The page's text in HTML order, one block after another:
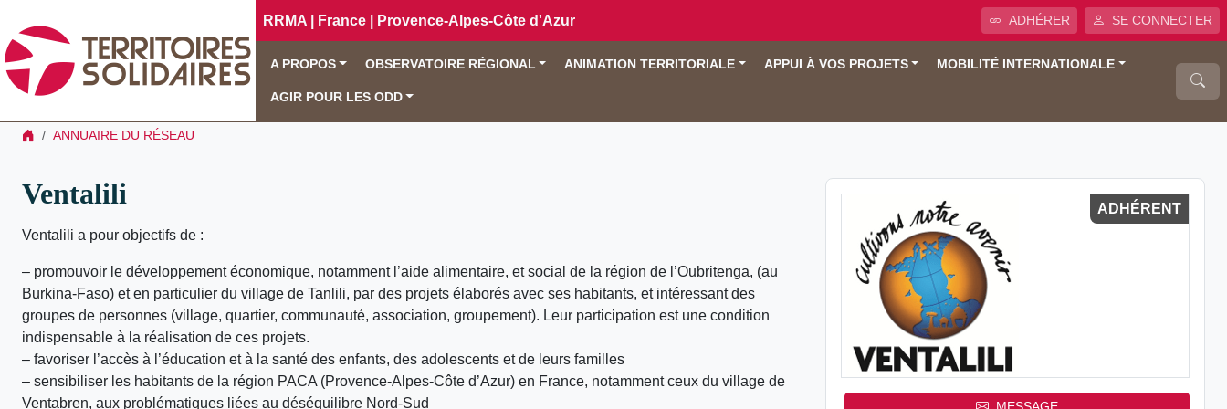
RRMA | France | Provence-Alpes-Côte d'Azur ADHÉRER SE CONNECTER
A PROPOS OBSERVATOIRE RÉGIONAL ANIMATION TERRITORIALE APPUI À VOS PROJETS MOBILITÉ INTERNATIONALE
AGIR POUR LES ODD
ANNUAIRE DU RÉSEAU
Ventalili
Ventalili a pour objectifs de :
– promouvoir le développement économique, notamment l’aide alimentaire, et social de la région de l’Oubritenga, (au
Burkina-Faso) et en particulier du village de Tanlili, par des projets élaborés avec ses habitants, et intéressant des
groupes de personnes (village, quartier, communauté, association, groupement). Leur participation est une condition
indispensable à la réalisation de ces projets.
– favoriser l’accès à l’éducation et à la santé des enfants, des adolescents et de leurs familles
– sensibiliser les habitants de la région PACA (Provence-Alpes-Côte d’Azur) en France, notamment ceux du village de
Ventabren, aux problématiques liées au déséquilibre Nord-Sud
ADHÉRENT